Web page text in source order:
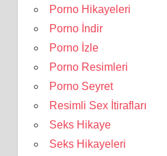
Porno Hikayeleri
Porno İndir
Porno İzle
Porno Resimleri
Porno Seyret
Resimli Sex İtirafları
Seks Hikaye
Seks Hikayeleri